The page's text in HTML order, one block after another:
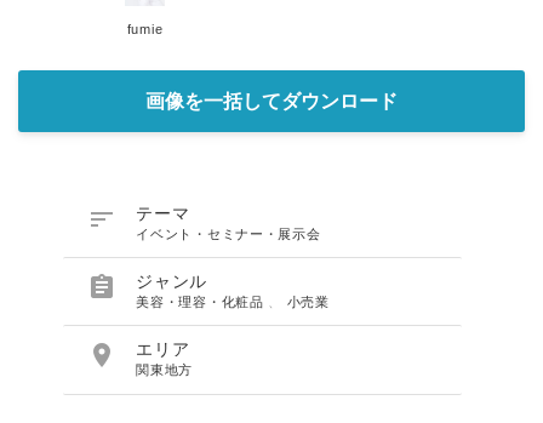
fumie
画像を一括してダウンロード
 テーマ
イベント・セミナー・展示会
 ジャンル
美容・理容・化粧品 小売業
 エリア
関東地方